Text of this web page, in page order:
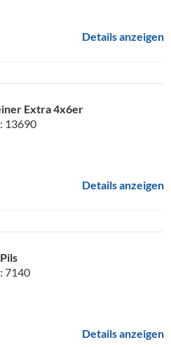
Details anzeigen
Extra 4x6er
13690
Details anzeigen
7140
Details anzeigen